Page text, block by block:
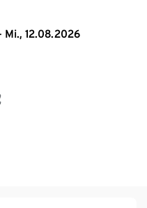
Mi., 12.08.2026